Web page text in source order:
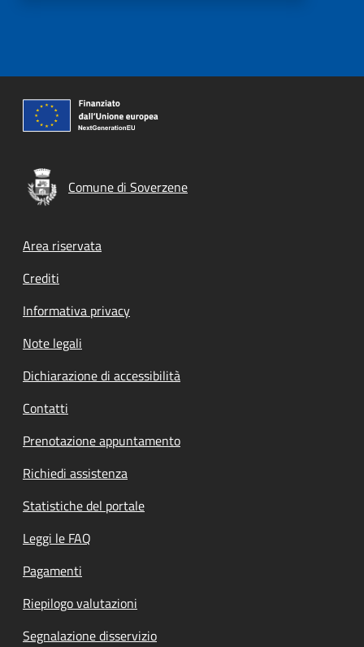
Comune di Soverzene
Footer menu
Area riservata
Crediti
Informativa privacy
Note legali
Dichiarazione di accessibilità
Contatti
Prenotazione appuntamento
Richiedi assistenza
Statistiche del portale
Leggi le FAQ
Pagamenti
Riepilogo valutazioni
Segnalazione disservizio